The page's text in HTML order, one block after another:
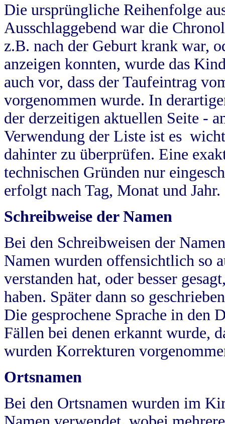
Die ursprüngliche Reihenfolge
Ausschlaggebend war die
z.B. nach der Geburt krank war,
anzeigen konnten, wurde das
auch vor, dass der Taufeintrag
vorgenommen wurde. In
der derzeitigen aktuellen Seite -
Verwendung der Liste ist es
dahinter zu überprüfen. Eine
technischen Gründen nur
erfolgt nach Tag, Monat und Jahr.
Schreibweise der Namen
Bei den Schreibweisen der
Namen wurden offensichtlich so
verstanden hat, oder besser
haben. Später dann so
Die gesprochene Sprache in
Fällen bei denen erkannt wurde,
wurden Korrekturen
Ortsnamen
Bei den Ortsnamen wurden im